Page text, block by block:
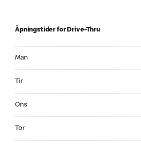
Åpningstider for Drive-Thru
Man
Tir
Ons
Tor